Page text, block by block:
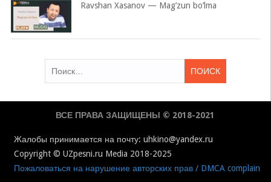
Ravshan Xasanov — Mag’zun bo’lma
ВСЕ ПРАВА ЗАЩИЩЕНЫ © 2018-2021
Жалобы принимается на почту: uhkino@yandex.ru
Copyright © UZpesni.ru Media 2018-2025
Пожаловаться на нарушение авторских прав / DMCA complain